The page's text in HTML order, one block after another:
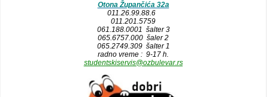
Otona Župančića 32a
011.26.99.88.6
011.201.5759
061.188.0001 šalter 3
065.6757.000 šaler 2
065.2749.309 šalter 1
radno vreme : 9-17 h.
studentskiservis@ozbulevar.rs